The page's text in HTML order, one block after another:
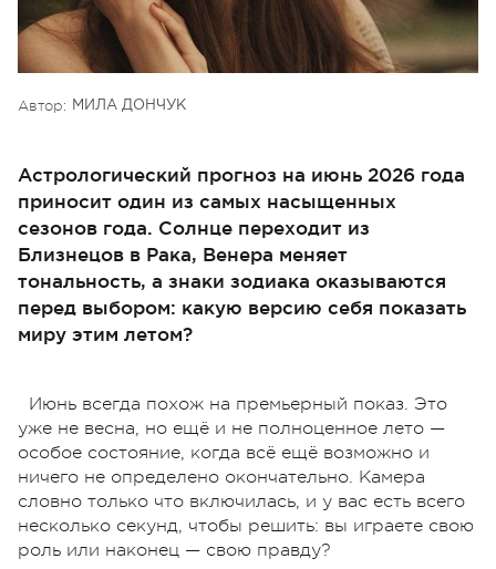
Автор: МИЛА ДОНЧУК
Астрологический прогноз на июнь 2026 года
приносит один из самых насыщенных
сезонов года. Солнце переходит из
Близнецов в Рака, Венера меняет
тональность, а знаки зодиака оказываются
перед выбором: какую версию себя показать
миру этим летом?
Июнь всегда похож на премьерный показ. Это
уже не весна, но ещё и не полноценное лето —
особое состояние, когда всё ещё возможно и
ничего не определено окончательно. Камера
словно только что включилась, и у вас есть всего
несколько секунд, чтобы решить: вы играете свою
роль или наконец — свою правду?